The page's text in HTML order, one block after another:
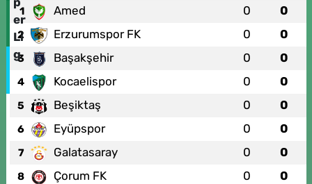
1 Amed 0 0
2 Erzurumspor FK 0 0
3 Başakşehir 0 0
4 Kocaelispor 0 0
5 Beşiktaş 0 0
6 Eyüpspor 0 0
7 Galatasaray 0 0
8 Çorum FK 0 0